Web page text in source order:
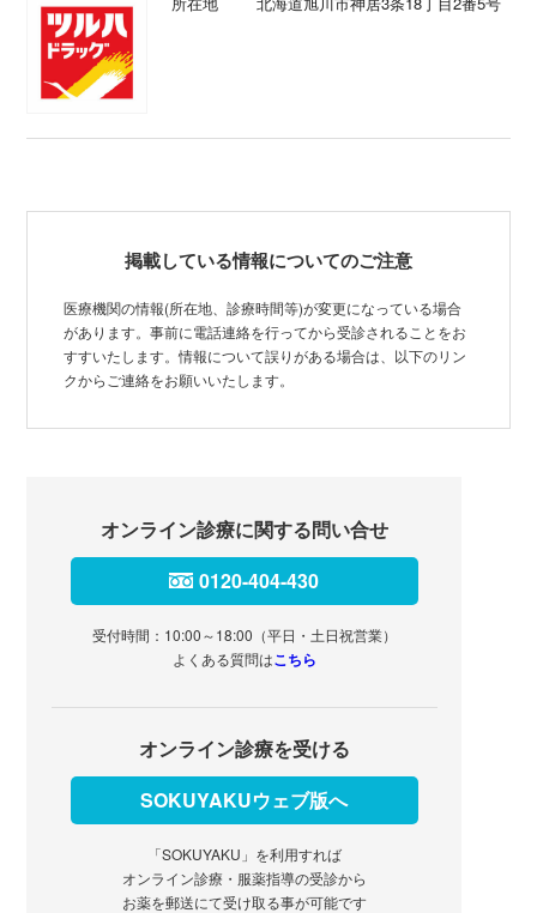
掲載している情報についてのご注意
医療機関の情報(所在地、診療時間等)が変更になっている場合
があります。事前に電話連絡を行ってから受診されることをお
すすいたします。情報について誤りがある場合は、以下のリン
クからご連絡をお願いいたします。
オンライン診療に関する問い合せ
0120-404-430
受付時間：10:00～18:00（平日・土日祝営業）
よくある質問はこちら
オンライン診療を受ける
SOKUYAKUウェブ版へ
「SOKUYAKU」を利用すれば
オンライン診療・服薬指導の受診から
お薬を郵送にて受け取る事が可能です